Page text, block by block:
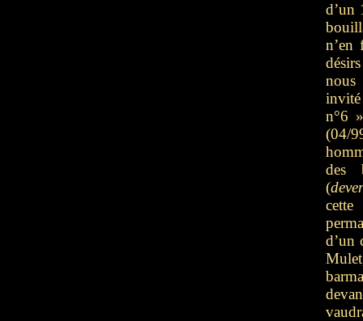
d’un
n’en
n°6
(04/
des
(
cette
d’un